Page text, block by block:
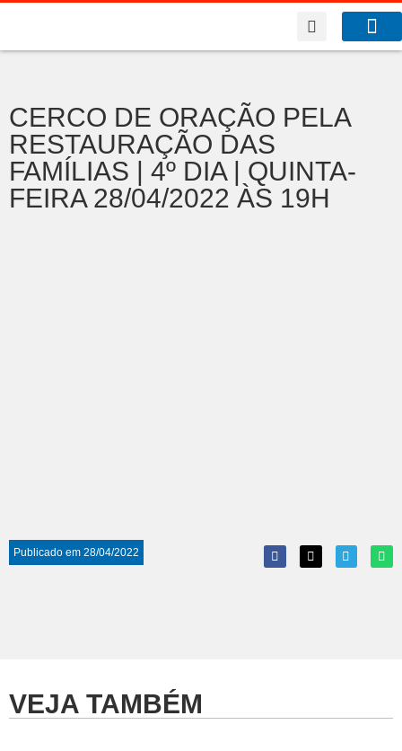
CERCO DE ORAÇÃO PELA
RESTAURAÇÃO DAS
FAMÍLIAS | 4º DIA | QUINTA-
FEIRA 28/04/2022 ÀS 19H
Publicado em 28/04/2022
VEJA TAMBÉM